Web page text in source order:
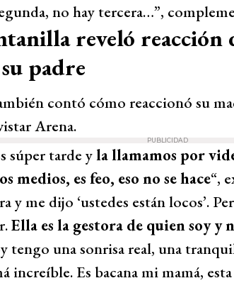
no hay tercera…”,
reveló reacción
padre
contó cómo reaccionó su
Arena.
PUBLICIDAD
súper tarde yla llamamos por
medios, es feo, eso no se hace“,
y me dijo ‘ustedes están locos’.
Ella es la gestora de quien soy
tengo una sonrisa real, una
increíble. Es bacana mi mamá,